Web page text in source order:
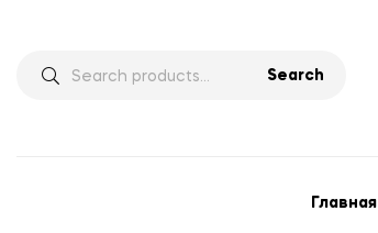
Search
Главная